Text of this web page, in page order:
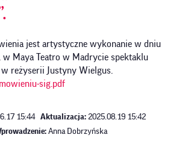
jest artystyczne wykonanie w dniu
Maya Teatro w Madrycie spektaklu
w reżyserii Justyny Wielgus.
sig.pdf
15:44 Aktualizacja: 2025.08.19 15:42
Anna Dobrzyńska